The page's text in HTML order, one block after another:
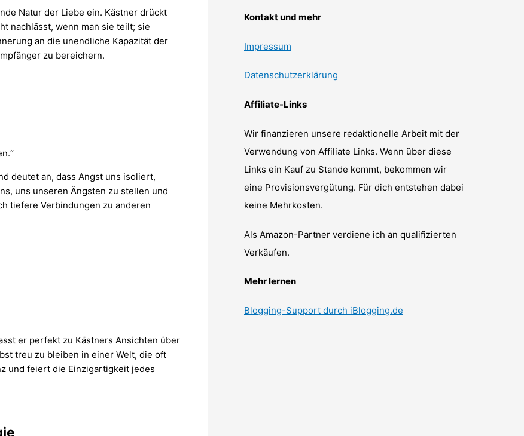
Natur der Liebe ein. Kästner drückt
nachlässt, wenn man sie teilt; sie
an die unendliche Kapazität der
zu bereichern.
deutet an, dass Angst uns isoliert,
uns unseren Ängsten zu stellen und
tiefere Verbindungen zu anderen
er perfekt zu Kästners Ansichten über
treu zu bleiben in einer Welt, die oft
und feiert die Einzigartigkeit jedes
Kontakt und mehr
Impressum
Datenschutzerklärung
Affiliate-Links
Wir finanzieren unsere redaktionelle Arbeit mit der
Verwendung von Affiliate Links. Wenn über diese
Links ein Kauf zu Stande kommt, bekommen wir
eine Provisionsvergütung. Für dich entstehen dabei
keine Mehrkosten.
Als Amazon-Partner verdiene ich an qualifizierten
Verkäufen.
Mehr lernen
Blogging-Support durch iBlogging.de